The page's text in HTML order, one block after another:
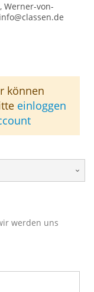
Werner-von-
info@classen.de
können
einloggen
werden uns